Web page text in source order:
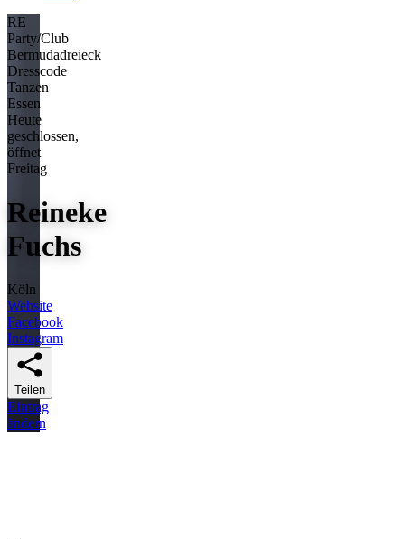
RE
Party/Club
Bermudadreieck
Dresscode
Tanzen
Essen
Heute
geschlossen,
öffnet
Freitag
Reineke
Fuchs
Köln
Website
Facebook
Instagram
Teilen
Eintrag
ändern